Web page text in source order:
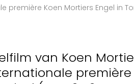
première Koen Mortiers Engel in
van Koen